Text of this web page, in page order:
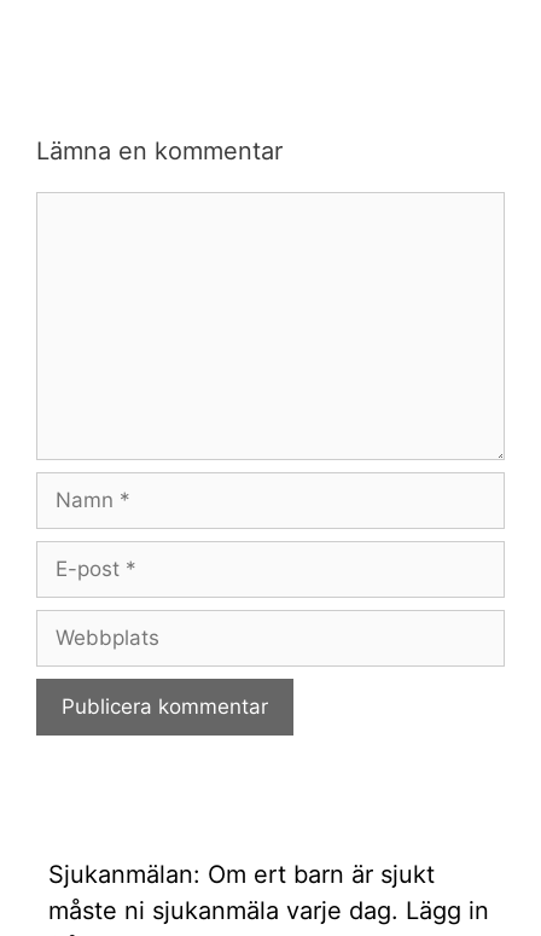
Lämna en kommentar
post
Sjukanmälan: Om ert barn är sjukt
måste ni sjukanmäla varje dag. Lägg in